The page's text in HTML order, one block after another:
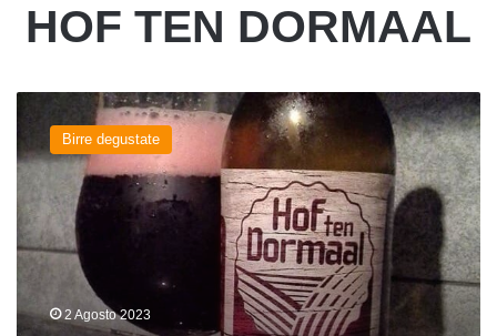
HOF TEN DORMAAL
birrificio
Hof
Dormaal
Birre degustate
2 Agosto 2023